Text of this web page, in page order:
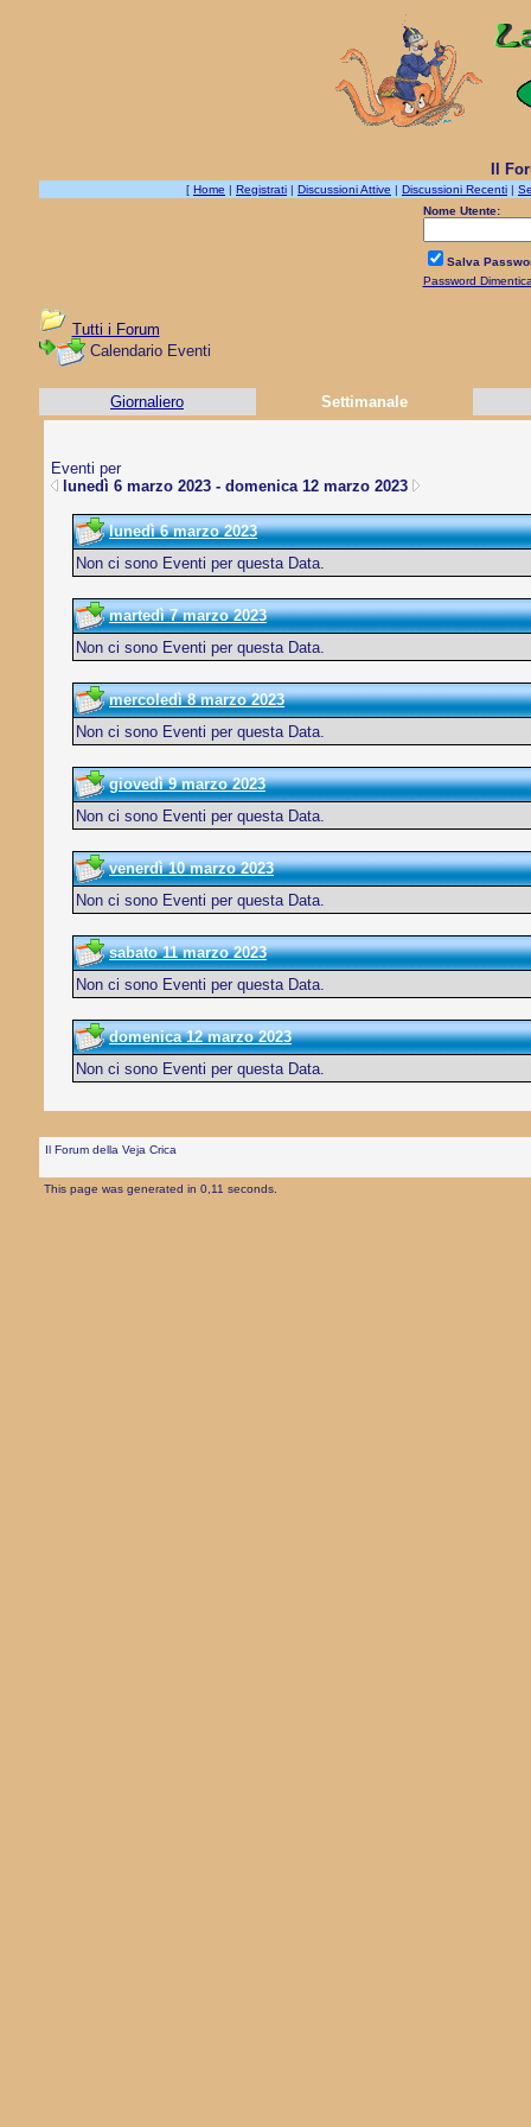
Il
[ Home | Registrati | Discussioni Attive | Discussioni Recenti |
Nome Utente:
Salva
Password
Tutti i Forum
Calendario Eventi
Giornaliero Settimanale
Eventi per
lunedì 6 marzo 2023 - domenica 12 marzo 2023
lunedì 6 marzo 2023
Non ci sono Eventi per questa Data.
martedì 7 marzo 2023
Non ci sono Eventi per questa Data.
mercoledì 8 marzo 2023
Non ci sono Eventi per questa Data.
giovedì 9 marzo 2023
Non ci sono Eventi per questa Data.
venerdì 10 marzo 2023
Non ci sono Eventi per questa Data.
sabato 11 marzo 2023
Non ci sono Eventi per questa Data.
domenica 12 marzo 2023
Non ci sono Eventi per questa Data.
Il Forum della Veja Crica
This page was generated in 0,11 seconds.